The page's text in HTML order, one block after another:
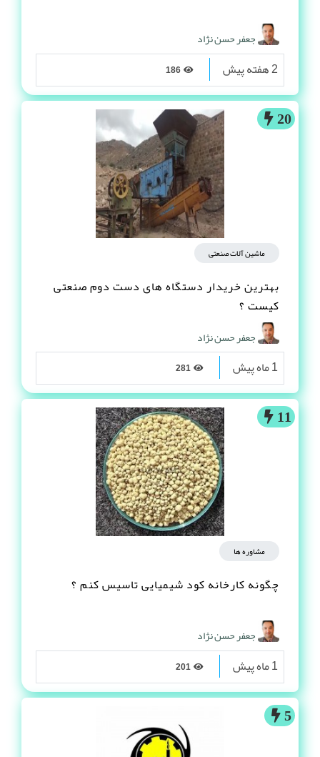
جعفر حسن نژاد
2 هفته پیش
20
ماشین آلات صنعتی
بهترین خریدار دستگاه های دست دوم صنعتی
کیست ؟
جعفر حسن نژاد
1 ماه پیش
11
مشاوره ها
چگونه کارخانه کود شیمیایی تاسیس کنم ؟
جعفر حسن نژاد
1 ماه پیش
5